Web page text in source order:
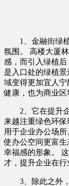
1、金融街绿
氛围。 高楼大厦
感，而引入绿植
是入口处的绿植
域变得更加宜人
健康，也为商业区
2、它在提升
来越注重绿色环
用于企业办公场
使办公空间更富
幸福感的形象。
才，提升企业在行
3、除此之外